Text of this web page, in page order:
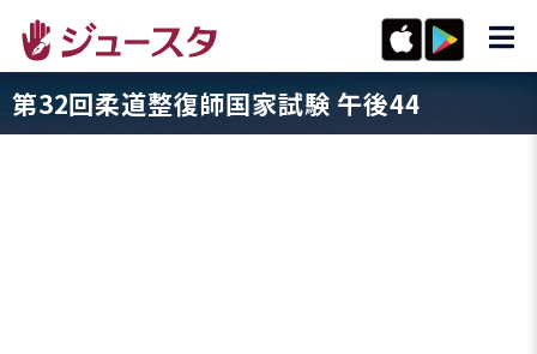
第32回柔道整復師国家試験 午後44